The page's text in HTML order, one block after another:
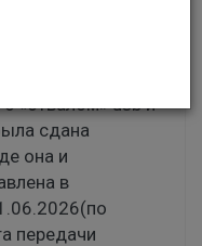
«отвалом» usb и
сдана
она и
в
передачи